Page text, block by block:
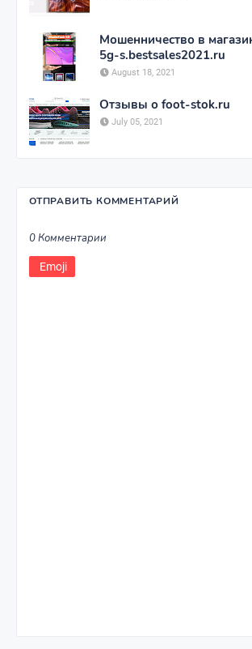
Мошенничество в
5g-s.bestsales2021.ru
August 18, 2021
Отзывы о foot-stok.ru
July 05, 2021
ОТПРАВИТЬ КОММЕНТАРИЙ
0 Комментарии
Emoji